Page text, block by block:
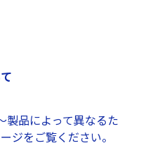
製品によって異なるた
ジをご覧ください。